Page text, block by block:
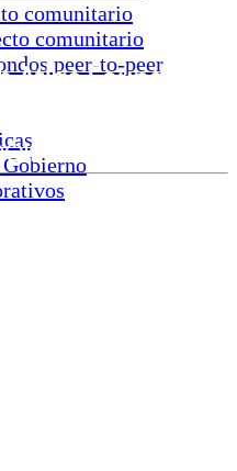
comunitario
comunitario
peer-to-peer